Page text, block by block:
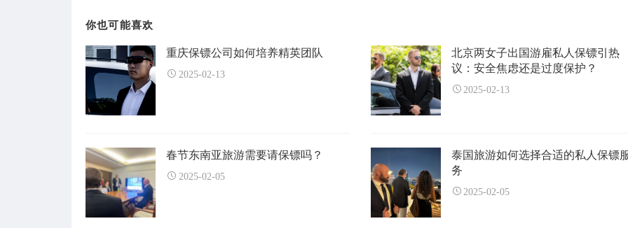
你也可能喜欢
重庆保镖公司如何培养精英团队
2025-02-13
北京两女子出国游雇私人保镖引热
议：安全焦虑还是过度保护？
2025-02-13
春节东南亚旅游需要请保镖吗？
2025-02-05
泰国旅游如何选择合适的私人保镖
务
2025-02-05